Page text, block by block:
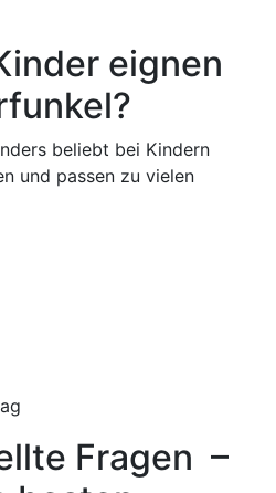
eignen
beliebt bei Kindern
und passen zu vielen
Fragen –